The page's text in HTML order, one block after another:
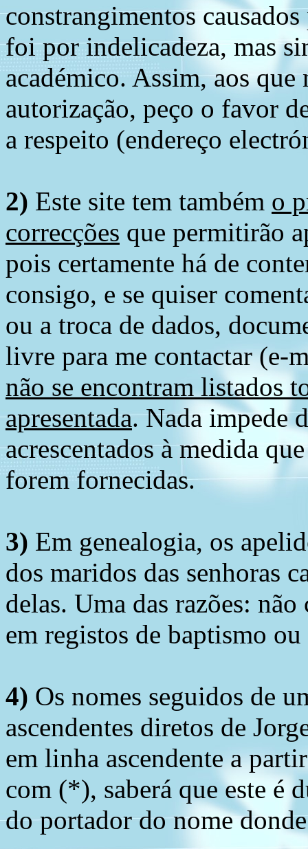
constrangimentos
foi por indelicadeza, mas
académico. Assim, aos
autorização, peço o favor
a respeito (endereço
2) Este site tem também o
correcções que permitirão
pois certamente há de
consigo, e se quiser
ou a troca de dados,
livre para me contactar (e-
não se encontram listados
apresentada. Nada impede
acrescentados à medida
forem fornecidas.
3) Em genealogia, os
dos maridos das senhoras
delas. Uma das razões:
em registos de baptismo
4) Os nomes seguidos de
ascendentes diretos de
em linha ascendente a
com (*), saberá que este é
do portador do nome